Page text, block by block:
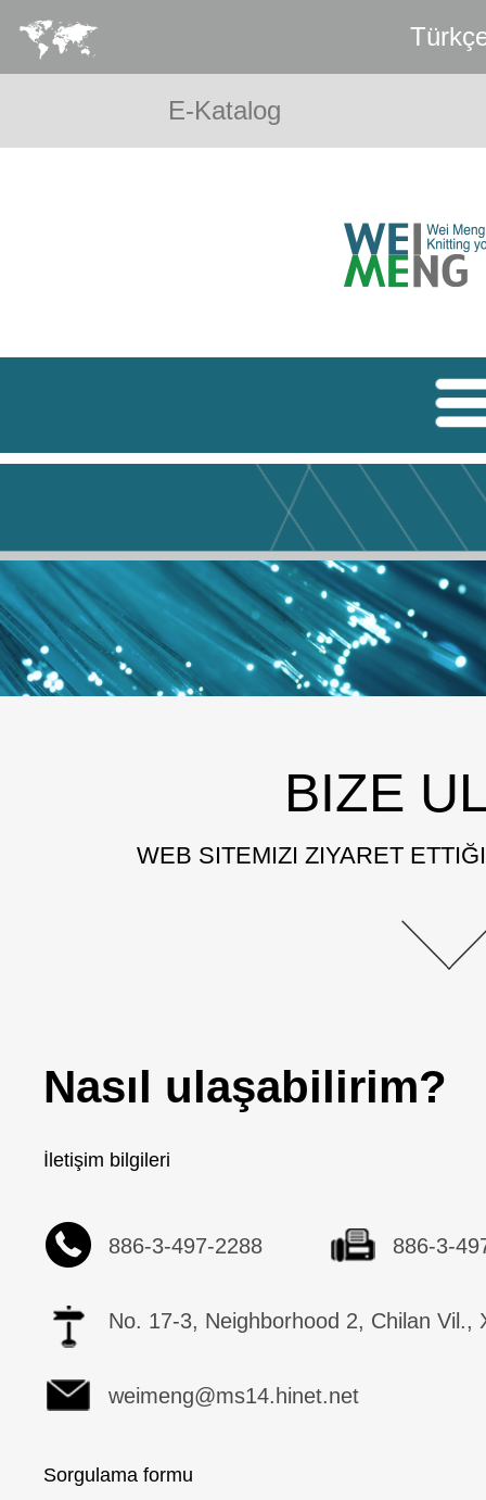
E-Katalog
BIZE
WEB SITEMIZI ZIYARET
Nasıl ulaşabilirim?
İletişim bilgileri
886-3-497-2288 886-3-
No. 17-3, Neighborhood 2, Chilan Vil.,
weimeng@ms14.hinet.net
Sorgulama formu